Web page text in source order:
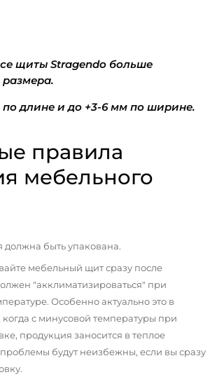
щиты Stragendo больше
размера.
по длине и до +3-6 мм по ширине.
правила
мебельного
должна быть упакована.
мебельный щит сразу после
"акклиматизироваться" при
Особенно актуально это в
с минусовой температуры при
продукция заносится в теплое
будут неизбежны, если вы сразу